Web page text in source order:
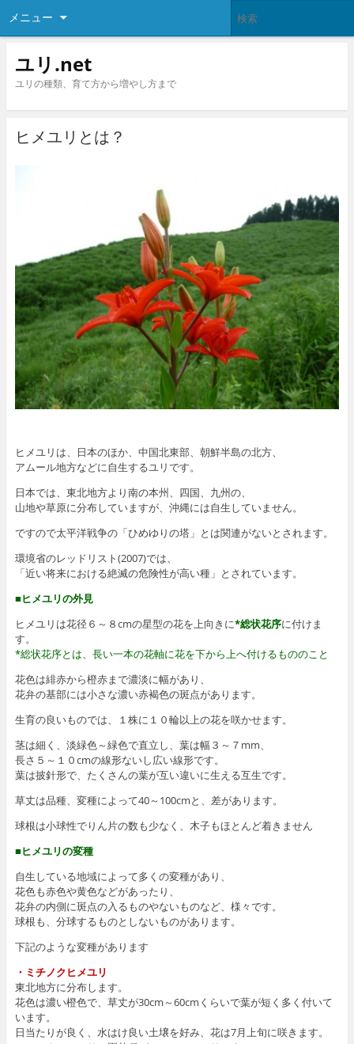
メニュー
ユリ.net
ユリの種類、育て方から増やし方まで
ヒメユリとは？
ヒメユリは、日本のほか、中国北東部、朝鮮半島の北方、
アムール地方などに自生するユリです。
日本では、東北地方より南の本州、四国、九州の、
山地や草原に分布していますが、沖縄には自生していません。
ですので太平洋戦争の「ひめゆりの塔」とは関連がないとされます。
環境省のレッドリスト(2007)では、
「近い将来における絶滅の危険性が高い種」とされています。
■ヒメユリの外見
ヒメユリは花径６～８cmの星型の花を上向きに*総状花序に付けま
す。
*総状花序とは、長い一本の花軸に花を下から上へ付けるもののこと
花色は緋赤から橙赤まで濃淡に幅があり、
花弁の基部には小さな濃い赤褐色の斑点があります。
生育の良いものでは、１株に１０輪以上の花を咲かせます。
茎は細く、淡緑色～緑色で直立し、葉は幅３～７mm、
長さ５～１０cmの線形ないし広い線形です。
葉は披針形で、たくさんの葉が互い違いに生える互生です。
草丈は品種、変種によって40～100cmと、差があります。
球根は小球性でりん片の数も少なく、木子もほとんど着きません
■ヒメユリの変種
自生している地域によって多くの変種があり、
花色も赤色や黄色などがあったり、
花弁の内側に斑点の入るものやないものなど、様々です。
球根も、分球するものとしないものがあります。
下記のような変種があります
・ミチノクヒメユリ
東北地方に分布します。
花色は濃い橙色で、草丈が30cm～60cmくらいで葉が短く多く付いて
います。
日当たりが良く、水はけ良い土壌を好み、花は7月上旬に咲きます。